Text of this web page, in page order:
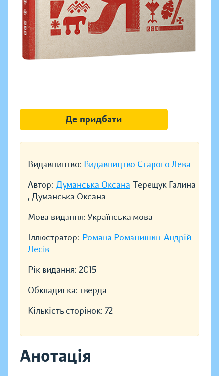
Видавництво: Видавництво Старого Лева
Автор: Думанська Оксана Терещук Галина
, Думанська Оксана
Мова видання: Українська мова
Іллюстратор: Романа Романишин Андрій
Лесів
Рік видання: 2015
Обкладинка: тверда
Кількість сторінок: 72
Анотація
Де придбати